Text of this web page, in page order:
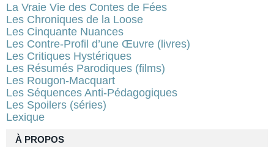
À PROPOS
La Vraie Vie des Contes de Fées
Les Chroniques de la Loose
Les Cinquante Nuances
Les Contre-Profil d’une Œuvre (livres)
Les Critiques Hystériques
Les Résumés Parodiques (films)
Les Rougon-Macquart
Les Séquences Anti-Pédagogiques
Les Spoilers (séries)
Lexique